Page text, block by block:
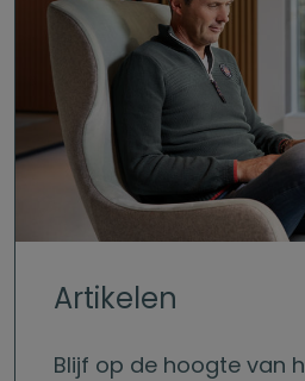
Artikelen
Blijf op de hoogte van